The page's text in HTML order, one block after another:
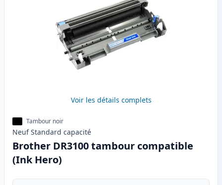
Voir les détails complets
Tambour noir
Neuf Standard capacité
Brother DR3100 tambour compatible
(Ink Hero)